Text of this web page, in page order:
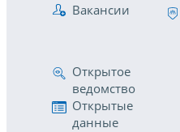
Вакансии
Открытое
ведомство
Открытые
данные